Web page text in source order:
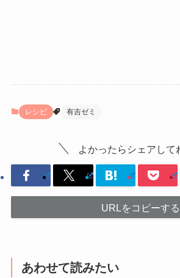
レシピ 有吉ゼミ
よかったらシェアして
URLをコピーする
あわせて読みたい